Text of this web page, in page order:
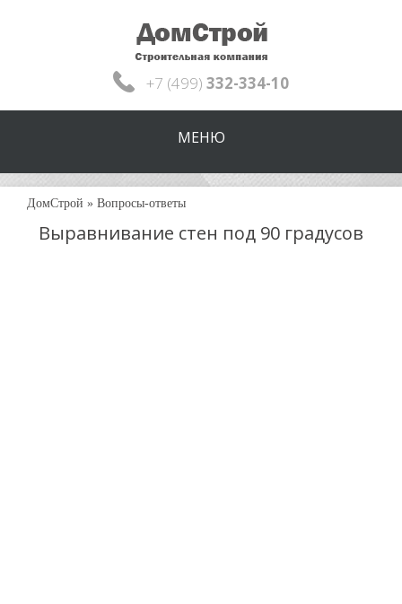
+7 (499) 332-334-10
МЕНЮ
ДомСтрой » Вопросы-ответы
Выравнивание стен под 90 градусов